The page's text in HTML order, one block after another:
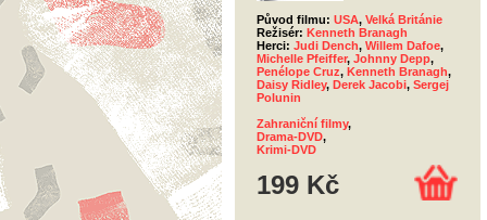
Původ filmu: USA, Velká Británie
Režisér: Kenneth Branagh
Herci: Judi Dench, Willem Dafoe,
Michelle Pfeiffer, Johnny Depp,
Penélope Cruz, Kenneth Branagh,
Daisy Ridley, Derek Jacobi, Sergej
Polunin
Zahraniční filmy,
Drama-DVD,
Krimi-DVD
199 Kč